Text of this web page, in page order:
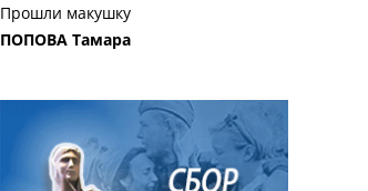
Прошли макушку
ПОПОВА Тамара